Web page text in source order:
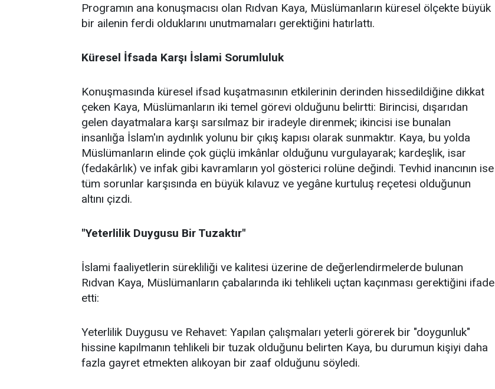
Programın ana konuşmacısı olan Rıdvan Kaya, Müslümanların küresel ölçekte büyük
bir ailenin ferdi olduklarını unutmamaları gerektiğini hatırlattı.
Küresel İfsada Karşı İslami Sorumluluk
Konuşmasında küresel ifsad kuşatmasının etkilerinin derinden hissedildiğine dikkat
çeken Kaya, Müslümanların iki temel görevi olduğunu belirtti: Birincisi, dışarıdan
gelen dayatmalara karşı sarsılmaz bir iradeyle direnmek; ikincisi ise bunalan
insanlığa İslam'ın aydınlık yolunu bir çıkış kapısı olarak sunmaktır. Kaya, bu yolda
Müslümanların elinde çok güçlü imkânlar olduğunu vurgulayarak; kardeşlik, isar
(fedakârlık) ve infak gibi kavramların yol gösterici rolüne değindi. Tevhid inancının ise
tüm sorunlar karşısında en büyük kılavuz ve yegâne kurtuluş reçetesi olduğunun
altını çizdi.
"Yeterlilik Duygusu Bir Tuzaktır"
İslami faaliyetlerin sürekliliği ve kalitesi üzerine de değerlendirmelerde bulunan
Rıdvan Kaya, Müslümanların çabalarında iki tehlikeli uçtan kaçınması gerektiğini ifade
etti:
Yeterlilik Duygusu ve Rehavet: Yapılan çalışmaları yeterli görerek bir "doygunluk"
hissine kapılmanın tehlikeli bir tuzak olduğunu belirten Kaya, bu durumun kişiyi daha
fazla gayret etmekten alıkoyan bir zaaf olduğunu söyledi.